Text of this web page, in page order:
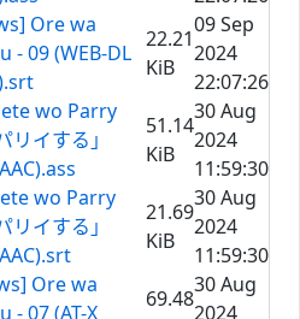
Ore wa
- 09 (WEB-DL
22.21
KiB
09 Sep
2024
22:07:26
wo Parry
イする」
51.14
KiB
30 Aug
2024
11:59:30
wo Parry
イする」
21.69
KiB
30 Aug
2024
11:59:30
Ore wa
- 07 (AT-X
69.48
30 Aug
2024